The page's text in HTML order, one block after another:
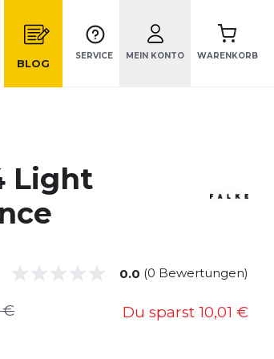
BLOG
SERVICE MEIN KONTO WARENKORB
Light
0.0 (0 Bewertungen)
€ Du sparst 10,01 €